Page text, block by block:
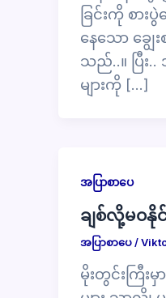
ခြင်းကို စား
နေသော ချွ
သည်..။ ပြီး
များကို […]
အပြာစာပေ
ချစ်လို့မဝနို
အပြာစာပေ/
မိုးတွင်းကြီး